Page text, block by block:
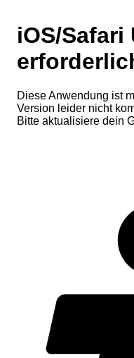
iOS/Safari
Diese Anwendung ist
Version leider nicht
Bitte aktualisiere dein